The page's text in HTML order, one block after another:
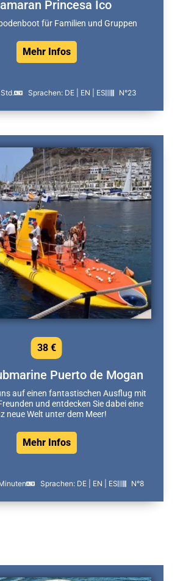
Princesa Ico
für Familien und Gruppen
Mehr Infos
Sprachen: DE | EN | ES N°23
Puerto de Mogan
auf einen fantastischen Ausflug mit
und entdecken Sie dabei eine
neue Welt unter dem Meer!
Mehr Infos
38 €
Sprachen: DE | EN | ES N°8